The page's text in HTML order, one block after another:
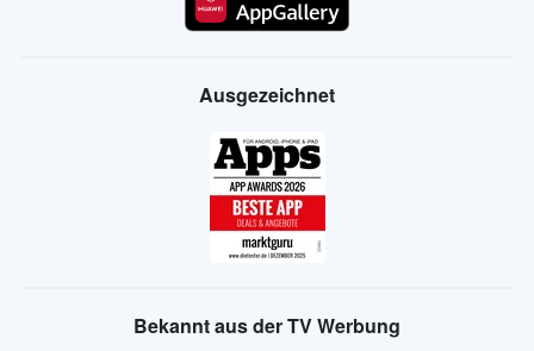
Ausgezeichnet
Bekannt aus der TV Werbung